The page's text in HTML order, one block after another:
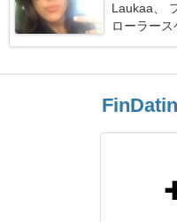
Laukaa、
ローラー